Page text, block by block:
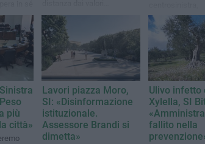
cui
per la
dell'antimafia né da chi
quotidianamente si impegna
nel contrasto alla criminalità
è chiamata a
chiarimenti
stato di
lavori
più
città»
Lavori piazza Moro,
SI: «Disinformazione
istituzionale.
Assessore Brandi si
dimetta»
Ulivo infetto
Xylella, SI
fallito nella